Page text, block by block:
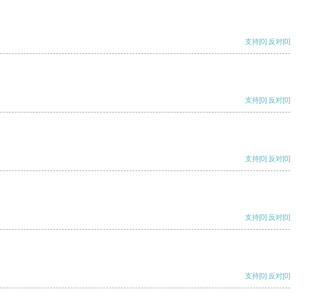
支持[0] 反对[0]
支持[0] 反对[0]
支持[0] 反对[0]
支持[0] 反对[0]
支持[0] 反对[0]